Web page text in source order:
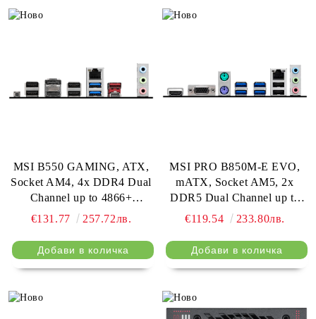
1x 40Gbps Type-C, HDMI,
MSI B550 GAMING, ATX,
Socket AM4, 4x DDR4 Dual
Channel up to 4866+
(OC)MHz, 2x PCIe x16 slots,
Gen 2 (1x Type-C), 2x USB
3.2 Gen 1, 4x USB 2.0, 1x
HDMI, 1x DP, 1G LAN, 7.1
€131.77 257.72лв.
MSI PRO B850M-E EVO,
mATX, Socket AM5, 2x
DDR5 Dual Channel up to
8200(OC)MHz, 1x PCIe x16
5Gbps, 2x USB 2.0, HDMI,
VGA, 7.1 HD Audio, 2.5G
LAN, 3Y
€119.54 233.80лв.